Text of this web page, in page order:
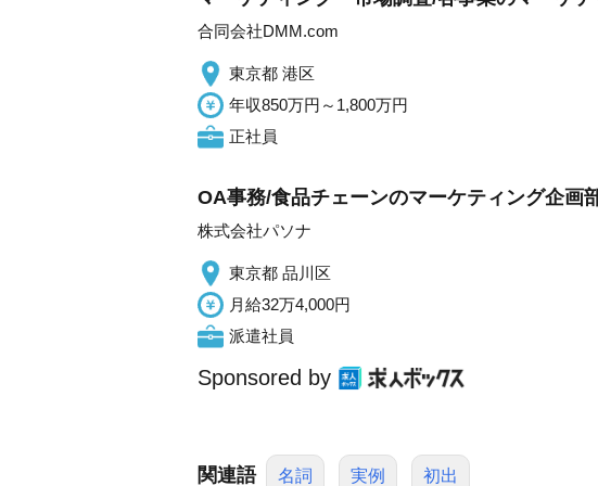
合同会社DMM.com
東京都 港区
年収850万円～1,800万円
正社員
OA事務/食品チェーンのマーケティング企画
株式会社パソナ
東京都 品川区
月給32万4,000円
派遣社員
Sponsored by
関連語 名詞 実例 初出